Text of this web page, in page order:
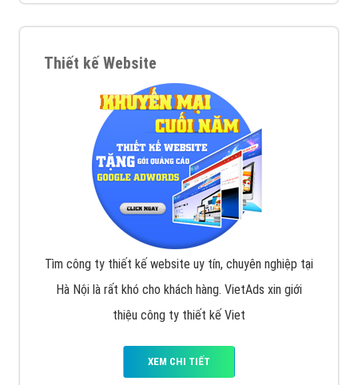
Thiết kế Website
Tìm công ty thiết kế website uy tín, chuyên nghiệp tại
Hà Nội là rất khó cho khách hàng. VietAds xin giới
thiệu công ty thiết kế Viet
XEM CHI TIẾT